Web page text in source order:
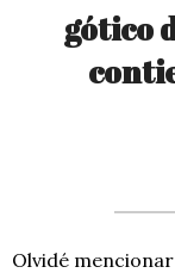
gótico
Olvidé